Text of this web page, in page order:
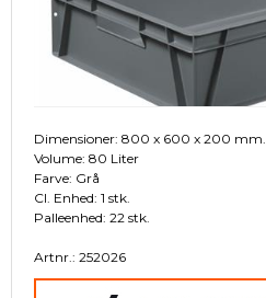
Dimensioner: 800 x 600 x 200 mm.
Volume: 80 Liter
Farve: Grå
Cl. Enhed: 1 stk.
Palleenhed: 22 stk.
Artnr.: 252026